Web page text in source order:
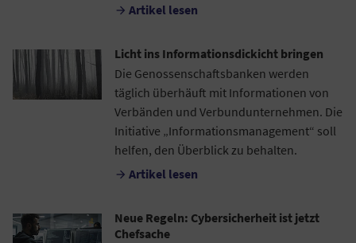
 Artikel lesen
Licht ins Informationsdickicht bringen
Die Genossenschaftsbanken werden
täglich überhäuft mit Informationen von
Verbänden und Verbundunternehmen. Die
Initiative „Informationsmanagement“ soll
helfen, den Überblick zu behalten.
 Artikel lesen
Neue Regeln: Cybersicherheit ist jetzt
Chefsache